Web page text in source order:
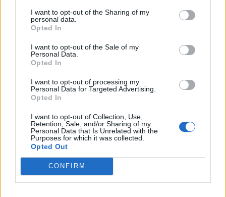
I want to opt-out of the Sharing of my
personal data.
Opted In
I want to opt-out of the Sale of my
Personal Data.
Opted In
I want to opt-out of processing my
Personal Data for Targeted Advertising.
Opted In
I want to opt-out of Collection, Use,
Retention, Sale, and/or Sharing of my
Personal Data that Is Unrelated with the
Purposes for which it was collected.
Opted Out
CONFIRM
Scarica riepilogo
stagionale
SAL 0-1 ROM
UDI 0-0
4-0 SAM